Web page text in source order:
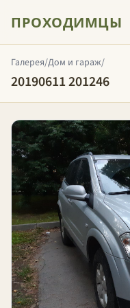
ПРОХОДИМЦЫ
Галерея/Дом и гараж/
20190611 201246